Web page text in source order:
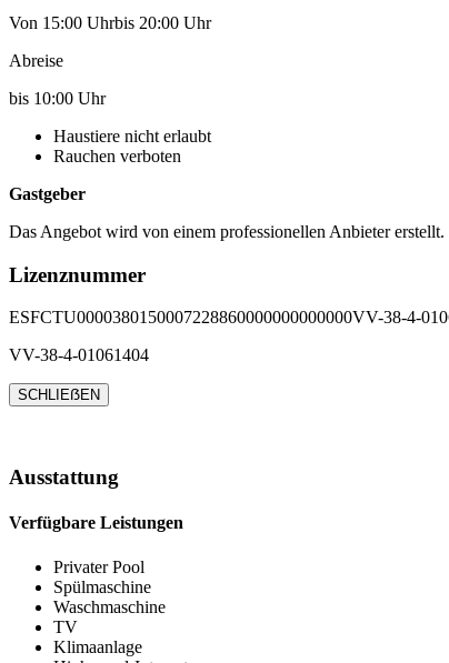
Von 15:00 Uhrbis 20:00 Uhr
Abreise
bis 10:00 Uhr
Haustiere nicht erlaubt
Rauchen verboten
Gastgeber
Das Angebot wird von einem professionellen Anbieter
Lizenznummer
ESFCTU0000380150007228860000000000000VV-38-4-
VV-38-4-01061404
SCHLIEẞEN
Ausstattung
Verfügbare Leistungen
Privater Pool
Spülmaschine
Waschmaschine
TV
Klimaanlage